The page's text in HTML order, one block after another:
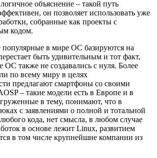
объяснение – такой путь
он позволяет использовать уже
собранные как проекты с
кодом.
популярные в мире ОС базируются на
быть удивительным и тот факт,
ОС также не создавались с нуля. Более
по всему миру в целях
предлагают смартфоны со своими
– такие модели есть в Европе и в
в тему, понимают, что в
с заявлениями о полной и тотальной
кода, нет смысла, в любом случае
в основе лежит Linux, развитием
в том числе крупнейшие компании из